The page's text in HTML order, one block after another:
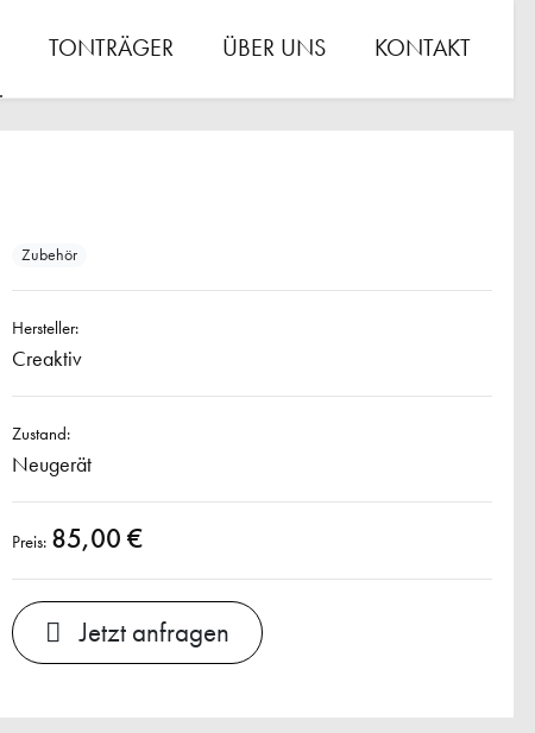
TONTRÄGER ÜBER UNS KONTAKT
Zubehör
Hersteller:
Creaktiv
Zustand:
Neugerät
Preis: 85,00 €
Jetzt anfragen